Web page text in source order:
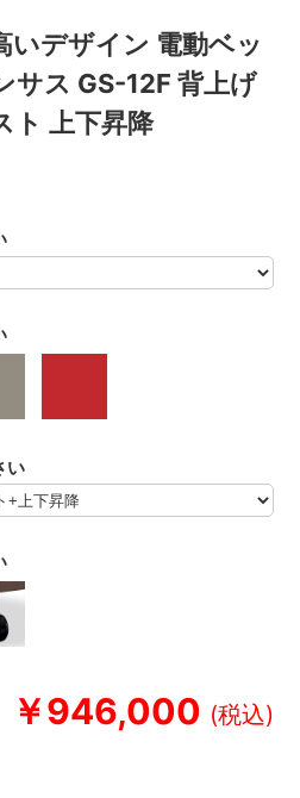
いデザイン 電動ベッ
サス GS-12F 背上げ
ト 上下昇降
￥946,000
い